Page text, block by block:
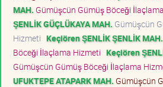
MAH. Gümüşcün Gümüş Böceği
ŞENLİK GÜÇLÜKAYA MAH. Gümüşcün
Hizmeti Keçiören ŞENLİK ŞENLİK MAH.
Böceği İlaçlama Hizmeti Keçiören
Gümüşcün Gümüş Böceği İlaçlama
UFUKTEPE ATAPARK MAH. Gümüşcün